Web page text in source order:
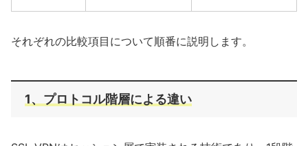
それぞれの比較項目について順番に説明します。
1、プロトコル階層による違い